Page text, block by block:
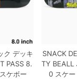
ク デッキ
PASS 8.
ケボー
SNACK
TY BEALL
0 スケ
ッド
初心者におすすめ）